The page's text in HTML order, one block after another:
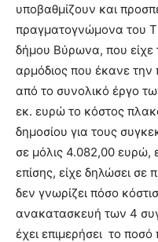
υποβαθμίζουν και
πραγματογνώμονα του
δήμου Βύρωνα, που είχε
αρμόδιος που έκανε την
από το συνολικό έργο
εκ. ευρώ το κόστος
δημοσίου για τους
σε μόλις 4.082,00 ευρώ,
επίσης, είχε δηλώσει σε
δεν γνωρίζει πόσο
ανακατασκευή των 4
έχει επιμερήσει το ποσό